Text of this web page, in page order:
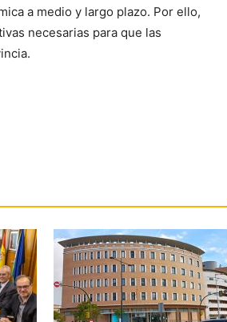
a medio y largo plazo. Por ello,
necesarias para que las